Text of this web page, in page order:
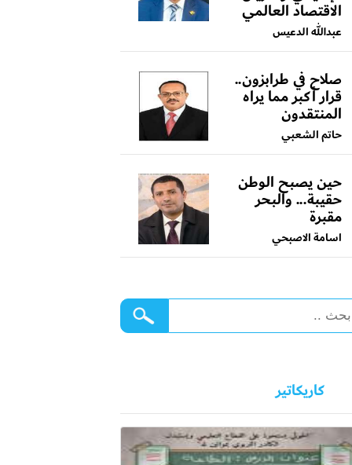
الاقتصاد العالمي
عبدالله الدعيس
صلاح في طرابزون..
قرار أكبر مما يراه
المنتقدون
حاتم الشعبي
حين يصبح الوطن
حقيبة... والبحر
مقبرة
اسامة الاصبحي
كاريكاتير